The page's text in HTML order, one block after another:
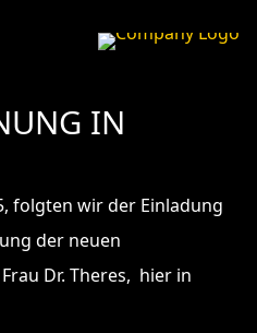
IN
folgten wir der Einladung
der neuen
Dr. Theres, hier in